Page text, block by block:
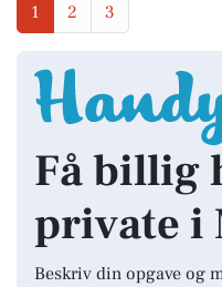
1 2 3
Få billig
private i
Beskriv din opgave og